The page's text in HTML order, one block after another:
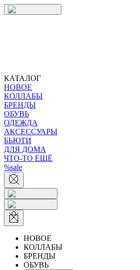
КАТАЛОГ
НОВОЕ
КОЛЛАБЫ
БРЕНДЫ
ОБУВЬ
ОДЕЖДА
АКСЕССУАРЫ
БЬЮТИ
ДЛЯ ДОМА
ЧТО-ТО ЕЩЁ
%sale
НОВОЕ
КОЛЛАБЫ
БРЕНДЫ
ОБУВЬ